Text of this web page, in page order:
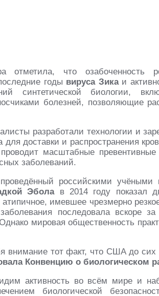
отметила, что озабоченность
годы вируса Зикаи
синтетической биологии,
болезней, позволяющие
разработали технологии и
доставки и распространения
масштабные превентивные
заболеваний.
российскими
Эбола в 2014 году показал
имевшее чрезмерно
последовала вскоре
мировая общественность
внимание тот факт, что США до сих
Конвенцию о биологическом
активность во всём мире и
биологической